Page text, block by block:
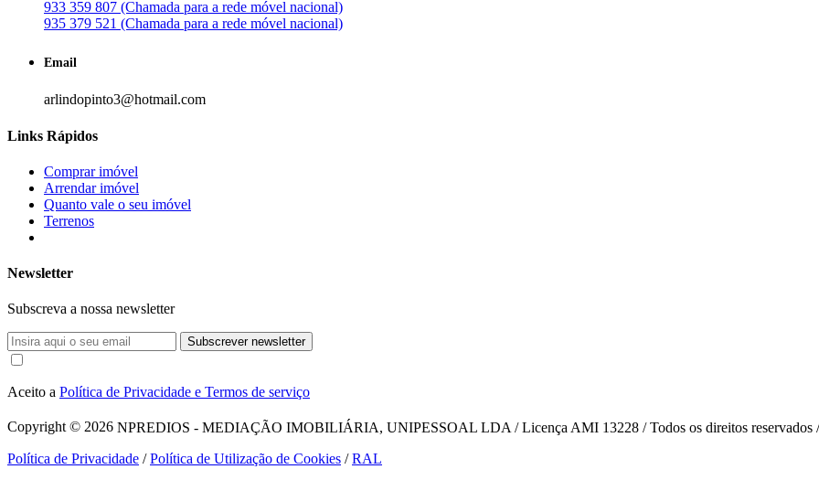
933 359 807 (Chamada para a rede móvel nacional)
935 379 521 (Chamada para a rede móvel nacional)
Email
arlindopinto3@hotmail.com
Links Rápidos
Comprar imóvel
Arrendar imóvel
Quanto vale o seu imóvel
Terrenos
Newsletter
Subscreva a nossa newsletter
Subscrever newsletter
Aceito a Política de Privacidade e Termos de serviço
Copyright © 2026 NPREDIOS - MEDIAÇÃO IMOBILIÁRIA, UNIPESSOAL LDA / Licença AMI 13228 / Todos os direitos reservados
Política de Privacidade /Política de Utilização de Cookies /RAL